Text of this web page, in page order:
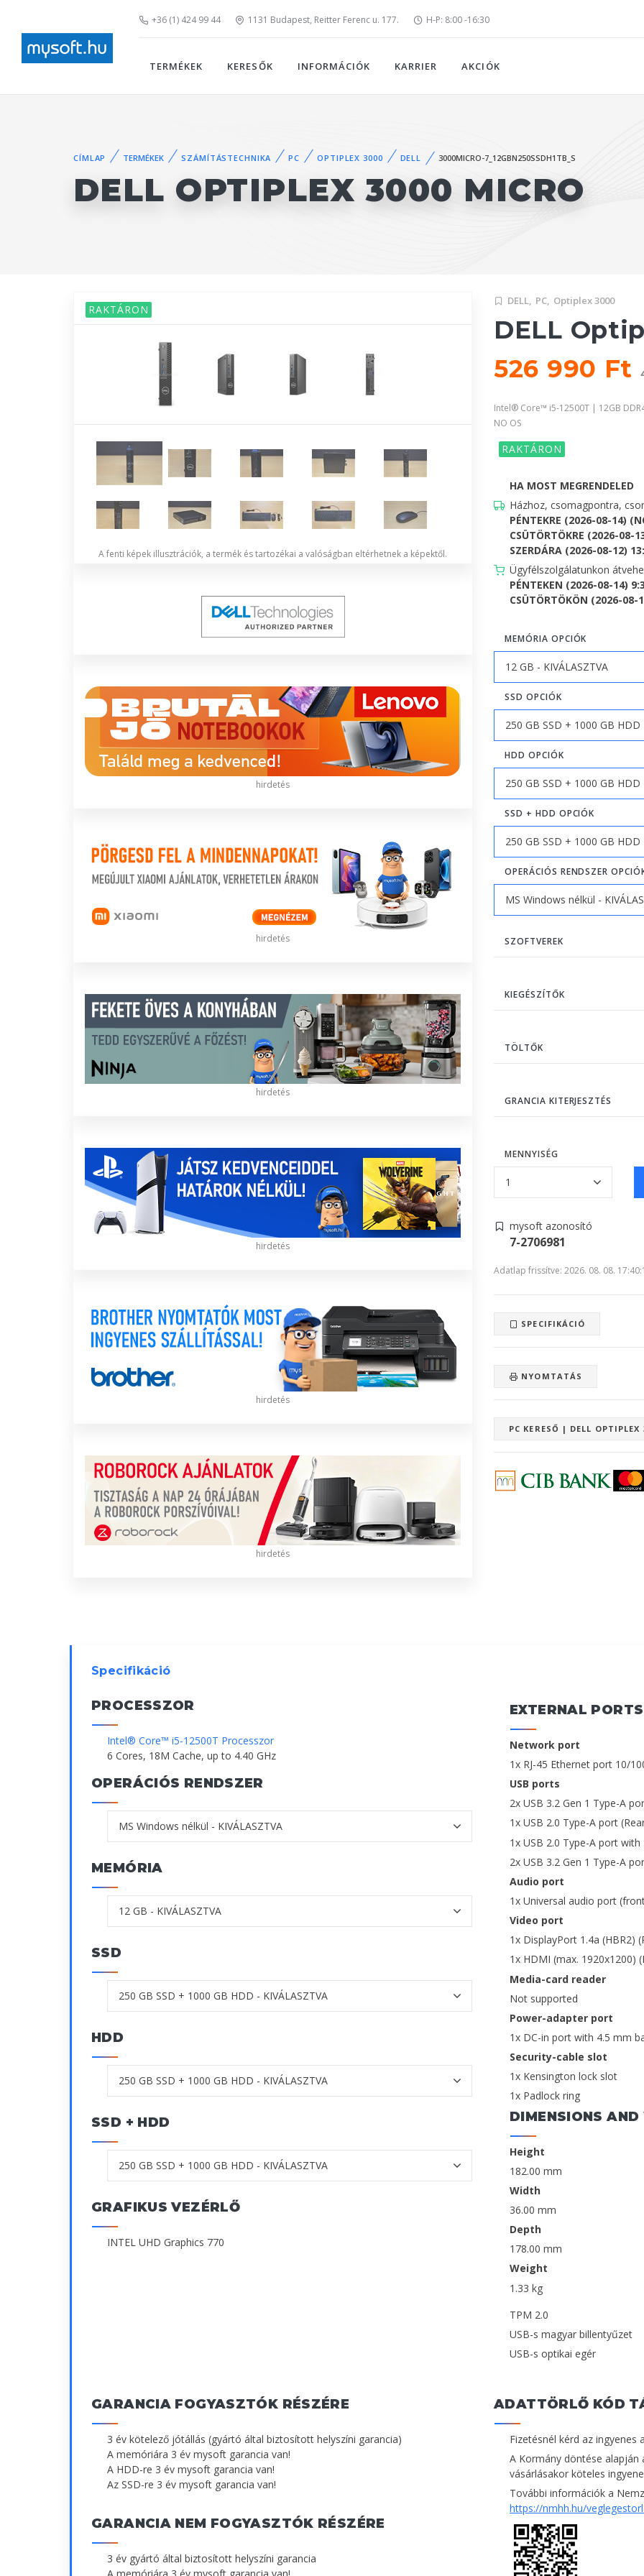
+36 (1) 424 99 44 1131 Budapest, Reitter Ferenc u. 177. H-P: 8:00 -16:30
TERMÉKEK KERESŐK INFORMÁCIÓK KARRIER AKCIÓK
CÍMLAP TERMÉKEK SZÁMÍTÁSTECHNIKA PC OPTIPLEX 3000 DELL 3000MICRO-7_12GBN250SSDH1TB_S
DELL OPTIPLEX 3000 MICRO
RAKTÁRON
A fenti képek illusztrációk, a termék és tartozékai a valóságban eltérhetnek a képektől.
hirdetés
hirdetés
hirdetés
hirdetés
hirdetés
hirdetés
DELL, PC, Optiplex 3000
DELL
526 990 Ft
Intel® Core™ i5-12500T | 12GB
NO OS
RAKTÁRON
HA MOST MEGRENDELED
Házhoz, csomagpontra,
PÉNTEKRE (2026-08-14)
CSÜTÖRTÖKRE (2026-08-
SZERDÁRA (2026-08-12)
Ügyfélszolgálatunkon
PÉNTEKEN (2026-08-14)
CSÜTÖRTÖKÖN (2026-08-
MEMÓRIA OPCIÓK
SSD OPCIÓK
HDD OPCIÓK
SSD + HDD OPCIÓK
OPERÁCIÓS RENDSZER
SZOFTVEREK
KIEGÉSZÍTŐK
TÖLTŐK
GRANCIA KITERJESZTÉS
MENNYISÉG
mysoft azonosító
7-2706981
Adatlap frissítve: 2026. 08. 08.
SPECIFIKÁCIÓ
NYOMTATÁS
PC KERESŐ | DELL
Specifikáció
PROCESSZOR
Intel® Core™ i5-12500T Processzor
6 Cores, 18M Cache, up to 4.40 GHz
OPERÁCIÓS RENDSZER
MEMÓRIA
SSD
HDD
SSD + HDD
GRAFIKUS VEZÉRLŐ
INTEL UHD Graphics 770
EXTERNAL PORTS
Network port
1x RJ-45 Ethernet port 10/
USB ports
2x USB 3.2 Gen 1 Type-A
1x USB 2.0 Type-A port
1x USB 2.0 Type-A port
2x USB 3.2 Gen 1 Type-A
Audio port
1x Universal audio port
Video port
1x DisplayPort 1.4a (HBR2)
1x HDMI (max. 1920x1200)
Media-card reader
Not supported
Power-adapter port
1x DC-in port with 4.5 mm
Security-cable slot
1x Kensington lock slot
1x Padlock ring
DIMENSIONS
Height
182.00 mm
Width
36.00 mm
Depth
178.00 mm
Weight
1.33 kg
TPM 2.0
USB-s magyar billentyűzet
USB-s optikai egér
GARANCIA FOGYASZTÓK RÉSZÉRE
3 év kötelező jótállás (gyártó által biztosított helyszíni garancia)
A memóriára 3 év mysoft garancia van!
A HDD-re 3 év mysoft garancia van!
Az SSD-re 3 év mysoft garancia van!
GARANCIA NEM FOGYASZTÓK RÉSZÉRE
3 év gyártó által biztosított helyszíni garancia
ADATTÖRLŐ KÓD
Fizetésnél kérd az
A Kormány döntése
vásárlásakor köteles
További információk a
https://nmhh.hu/